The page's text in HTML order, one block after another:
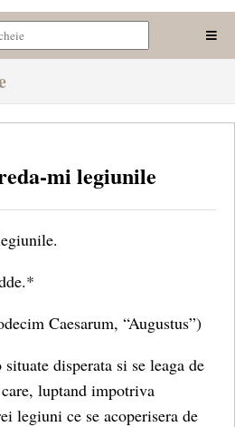
mi legiunile
Caesarum, “Augustus”)
disperata si se leaga de
luptand impotriva
legiuni ce se acoperisera de